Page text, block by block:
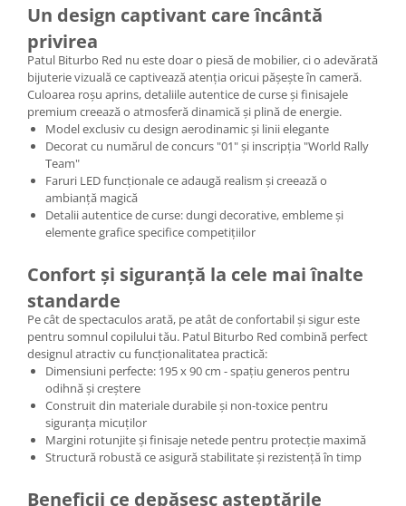
Un design captivant care încântă
privirea
Patul Biturbo Red nu este doar o piesă de mobilier, ci o adevărată
bijuterie vizuală ce captivează atenția oricui pășește în cameră.
Culoarea roșu aprins, detaliile autentice de curse și finisajele
premium creează o atmosferă dinamică și plină de energie.
Model exclusiv cu design aerodinamic și linii elegante
Decorat cu numărul de concurs "01" și inscripția "World Rally
Team"
Faruri LED funcționale ce adaugă realism și creează o
ambianță magică
Detalii autentice de curse: dungi decorative, embleme și
elemente grafice specifice competițiilor
Confort și siguranță la cele mai înalte
standarde
Pe cât de spectaculos arată, pe atât de confortabil și sigur este
pentru somnul copilului tău. Patul Biturbo Red combină perfect
designul atractiv cu funcționalitatea practică:
Dimensiuni perfecte: 195 x 90 cm - spațiu generos pentru
odihnă și creștere
Construit din materiale durabile și non-toxice pentru
siguranța micuților
Margini rotunjite și finisaje netede pentru protecție maximă
Structură robustă ce asigură stabilitate și rezistență în timp
Beneficii ce depășesc așteptările